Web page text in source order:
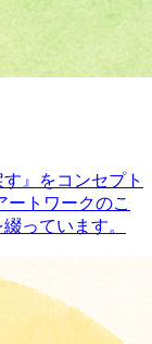
』をコンセプト
ートワークのこ
っています。